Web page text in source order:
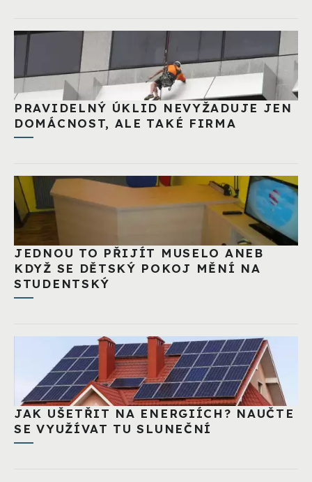
PRAVIDELNÝ ÚKLID NEVYŽADUJE JEN
DOMÁCNOST, ALE TAKÉ FIRMA
JEDNOU TO PŘIJÍT MUSELO ANEB
KDYŽ SE DĚTSKÝ POKOJ MĚNÍ NA
STUDENTSKÝ
JAK UŠETŘIT NA ENERGIÍCH? NAUČTE
SE VYUŽÍVAT TU SLUNEČNÍ